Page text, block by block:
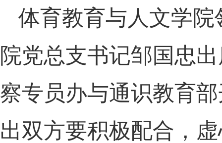
体育教育与人文学
院党总支书记邹国忠
察专员办与通识教育
出双方要积极配合，